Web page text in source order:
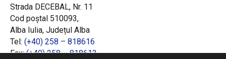
Strada DECEBAL, Nr. 11
Cod poștal 510093,
Alba Iulia, Județul Alba
Tel: (+40) 258 – 818616
Fax:(+40) 258 – 818613